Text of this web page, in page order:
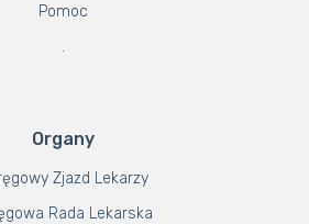
Pomoc
.
Organy
Zjazd Lekarzy
Rada Lekarska